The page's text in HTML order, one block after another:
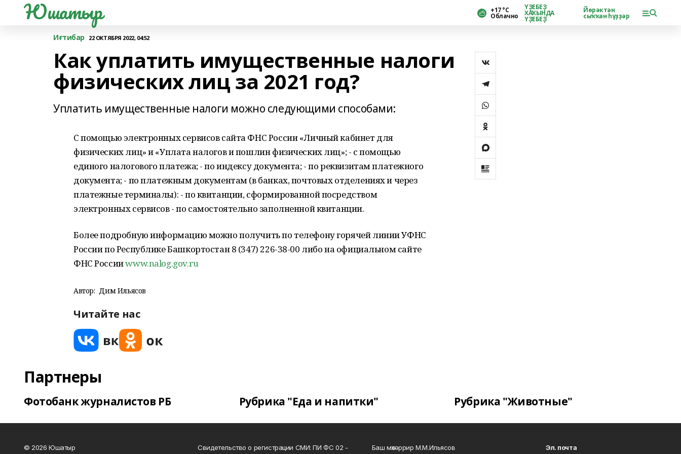
Юшатыр +17 °С
Облачно
ҮҘЕБЕҘ
ХАҠЫНДА
ҮҘЕБЕҘ
Йөрәктән
сыҡҡан һүҙҙәр
Иғтибар 22 ОКТЯБРЯ 2022, 04:52
Как уплатить имущественные налоги
физических лиц за 2021 год?
Уплатить имущественные налоги​ можно следующими способами:
С помощью электронных сервисов сайта ФНС России​ «Личный кабинет для
физических лиц» и​ «Уплата налогов и пошлин физических лиц»; - с помощью
единого налогового платежа; - по индексу документа; - по реквизитам платежного
документа; - по платежным документам (в банках, почтовых отделениях и через
платежные терминалы): - по квитанции, сформированной посредством
электронных сервисов - по самостоятельно заполненной квитанции.
Более подробную информацию можно получить по телефону горячей линии УФНС
России по Республике Башкортостан 8 (347) 226-38-00 либо на официальном сайте​
ФНС Россииwww.nalog.gov.ru
Автор: Дим Ильясов
Читайте нас
Партнеры
Фотобанк журналистов РБ Рубрика "Еда и напитки" Рубрика "Животные"
© 2026 Юшатыр
Свидетельство о регистрации СМИ: ПИ ФС 02 -
Баш мөхәррир М.М.Ильясов
Эл. почта